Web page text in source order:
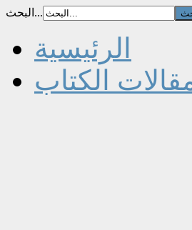
البحث...
الرئيسية
الكتاب